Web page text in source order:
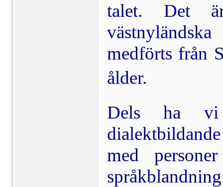
talet. Det
medförts från
ålder. 
Dels ha vi
med